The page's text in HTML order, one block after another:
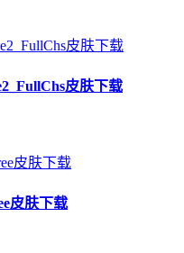
皮肤下载
皮肤下载